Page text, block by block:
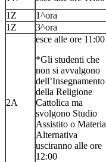
1Z
1^ora
1Z
3^ora
2A
esce alle ore 11:00
*Gli studenti che
non si avvalgono
dell’Insegnamento
della Religione
Cattolica ma
svolgono Studio
Assistito o Materia
Alternativa
usciranno alle ore
12:00